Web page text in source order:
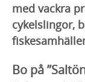
med vackra
cykelslingor,
Bo på